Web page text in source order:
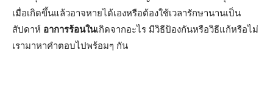
เมื่อเกิดขึ้นแล้วอาจหายได้เองหรือต้องใช้เวลารักษานานเป็น
สัปดาห์ อาการร้อนในเกิดจากอะไร มีวิธีป้องกันหรือวิธีแก้หรือไม่
เรามาหาคำตอบไปพร้อมๆ กัน